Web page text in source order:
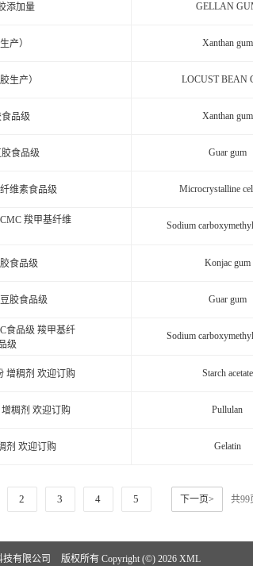
添加量 GELLAN
产） Xanthan gum
生产） LOCUST BEAN
品级 Xanthan gum
食品级 Guar gum
维素食品级 Microcrystalline
羧甲基纤维
Sodium
食品级 Konjac gum
胶食品级 Guar gum
食品级 羧甲基纤
级
Sodium
增稠剂 欢迎订购 Starch acetate
稠剂 欢迎订购 Pullulan
剂 欢迎订购 Gelatin
2 3 4 5 下一页> 共99
有限公司 版权所有 Copyright (©) 2026 XML